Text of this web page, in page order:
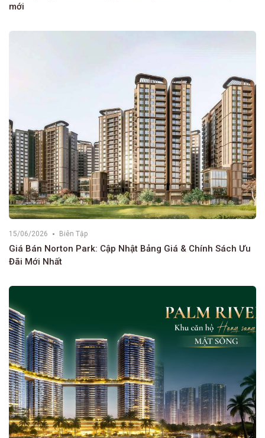
mới
15/06/2026 Biên Tập
Giá Bán Norton Park: Cập Nhật Bảng Giá & Chính Sách Ưu
Đãi Mới Nhất